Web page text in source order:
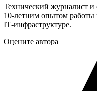
Технический журналист и
10‑летним опытом работы
IT‑инфраструктуре.
Оцените автора